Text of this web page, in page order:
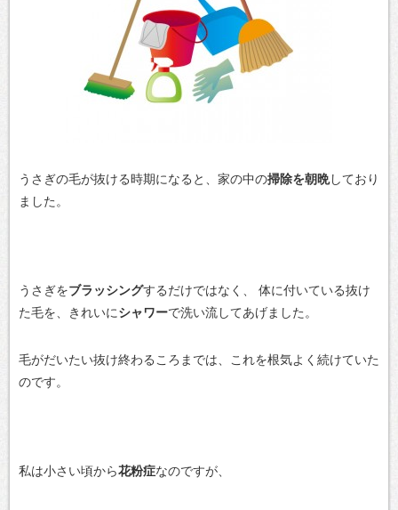
うさぎの毛が抜ける時期になると、家の中の掃除を朝晩しており
ました。
うさぎをブラッシングするだけではなく、
体に付いている抜け
た毛を、きれいにシャワーで洗い流してあげました。
毛がだいたい抜け終わるころまでは、これを根気よく続けていた
のです。
私は小さい頃から花粉症なのですが、